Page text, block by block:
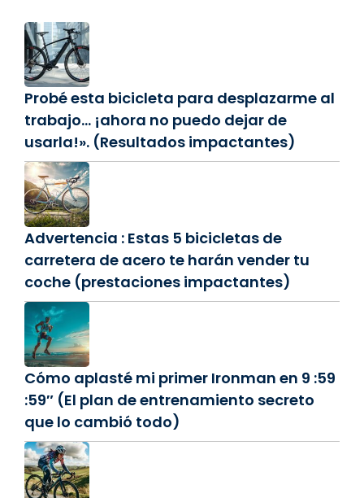
Probé esta bicicleta para desplazarme al
trabajo… ¡ahora no puedo dejar de
usarla!». (Resultados impactantes)
Advertencia : Estas 5 bicicletas de
carretera de acero te harán vender tu
coche (prestaciones impactantes)
Cómo aplasté mi primer Ironman en 9 :59
:59″ (El plan de entrenamiento secreto
que lo cambió todo)